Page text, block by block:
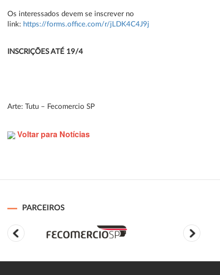
Os interessados devem se inscrever no
link: https://forms.office.com/r/jLDK4C4J9j
INSCRIÇÕES ATÉ 19/4
Arte: Tutu – Fecomercio SP
Voltar para Notícias
PARCEIROS